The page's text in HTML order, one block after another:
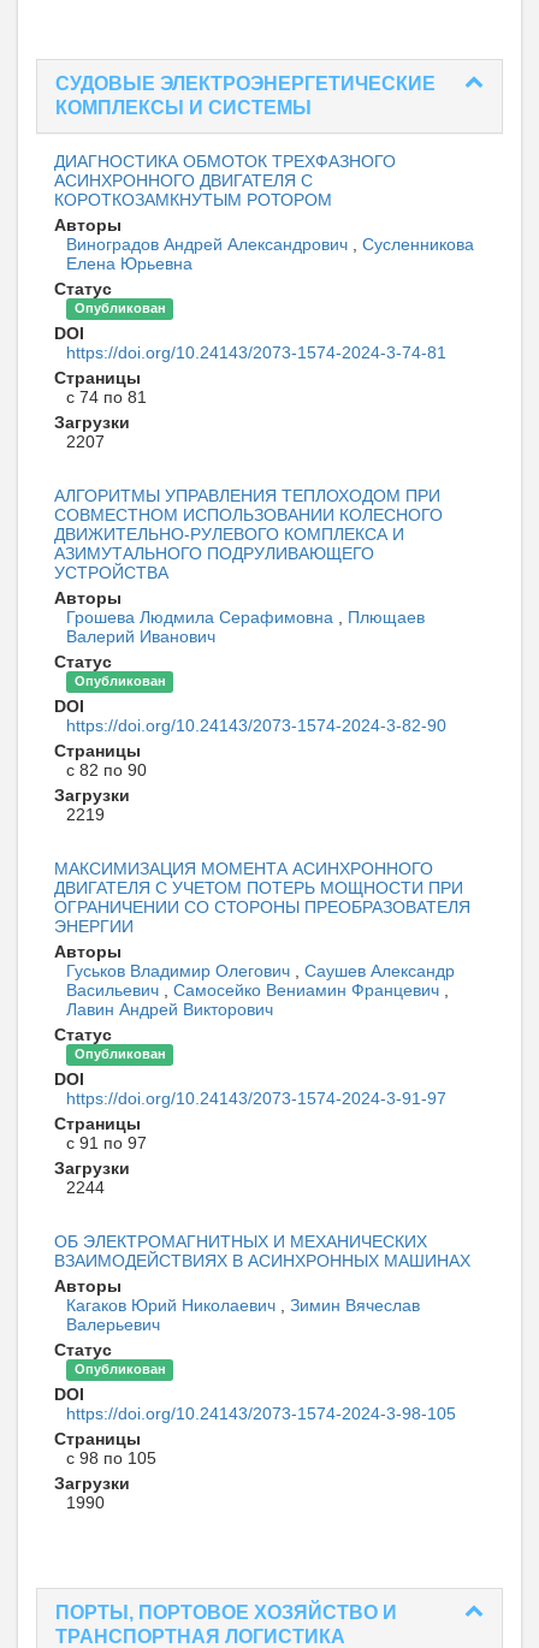
СУДОВЫЕ ЭЛЕКТРОЭНЕРГЕТИЧЕСКИЕ
КОМПЛЕКСЫ И СИСТЕМЫ
ДИАГНОСТИКА ОБМОТОК ТРЕХФАЗНОГО
АСИНХРОННОГО ДВИГАТЕЛЯ С
КОРОТКОЗАМКНУТЫМ РОТОРОМ
Авторы
Виноградов Андрей Александрович
Сусленникова
Елена Юрьевна
Статус
Опубликован
DOI
https://doi.org/10.24143/2073-1574-2024-3-74-81
Страницы
с 74 по 81
Загрузки
2207
АЛГОРИТМЫ УПРАВЛЕНИЯ ТЕПЛОХОДОМ ПРИ
СОВМЕСТНОМ ИСПОЛЬЗОВАНИИ КОЛЕСНОГО
ДВИЖИТЕЛЬНО-РУЛЕВОГО КОМПЛЕКСА И
АЗИМУТАЛЬНОГО ПОДРУЛИВАЮЩЕГО
УСТРОЙСТВА
Авторы
Грошева Людмила Серафимовна
Плющаев
Валерий Иванович
Статус
Опубликован
DOI
https://doi.org/10.24143/2073-1574-2024-3-82-90
Страницы
с 82 по 90
Загрузки
2219
МАКСИМИЗАЦИЯ МОМЕНТА АСИНХРОННОГО
ДВИГАТЕЛЯ С УЧЕТОМ ПОТЕРЬ МОЩНОСТИ ПРИ
ОГРАНИЧЕНИИ СО СТОРОНЫ ПРЕОБРАЗОВАТЕЛЯ
ЭНЕРГИИ
Авторы
Гуськов Владимир Олегович
Саушев Александр
Васильевич
Самосейко Вениамин Францевич
Лавин Андрей Викторович
Статус
Опубликован
DOI
https://doi.org/10.24143/2073-1574-2024-3-91-97
Страницы
с 91 по 97
Загрузки
2244
ОБ ЭЛЕКТРОМАГНИТНЫХ И МЕХАНИЧЕСКИХ
ВЗАИМОДЕЙСТВИЯХ В АСИНХРОННЫХ МАШИНАХ
Авторы
Кагаков Юрий Николаевич
Зимин Вячеслав
Валерьевич
Статус
Опубликован
DOI
https://doi.org/10.24143/2073-1574-2024-3-98-105
Страницы
с 98 по 105
Загрузки
1990
ПОРТЫ, ПОРТОВОЕ ХОЗЯЙСТВО И
ТРАНСПОРТНАЯ ЛОГИСТИКА